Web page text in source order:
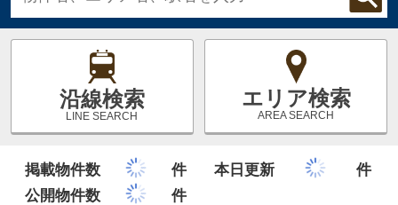
沿線検索
LINE SEARCH
エリア検索
AREA SEARCH
掲載物件数 件 本日更新
件
公開物件数
件